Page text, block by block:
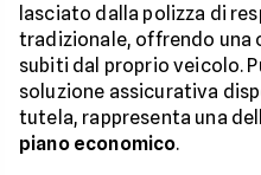
lasciato dalla polizza di
tradizionale, offrendo una
subiti dal proprio veicolo.
soluzione assicurativa
tutela, rappresenta una
piano economico.